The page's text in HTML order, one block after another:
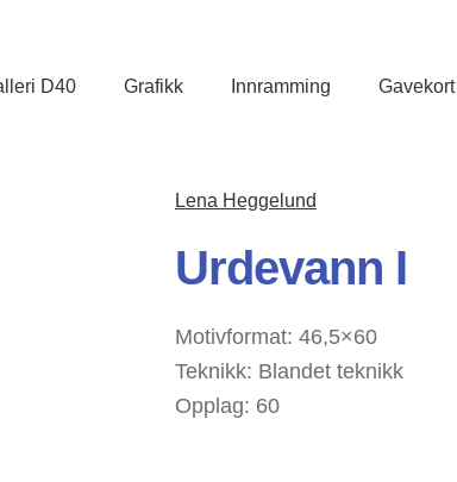
D40 Grafikk Innramming Gavekort
Lena Heggelund
Urdevann I
Motivformat: 46,5×60
Teknikk: Blandet teknikk
Opplag: 60